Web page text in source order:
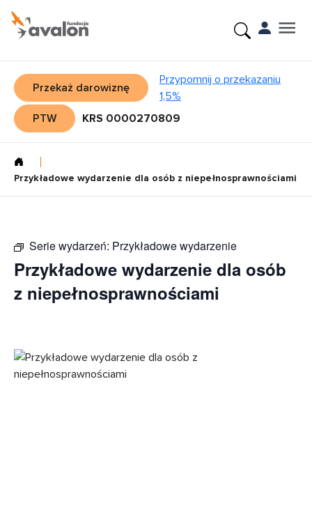
Przekaż darowiznę
Przypomnij o przekazaniu
1,5%
PTW
KRS 0000270809
Przykładowe wydarzenie dla osób z niepełnosprawnościami
Serie wydarzeń: Przykładowe wydarzenie
Przykładowe wydarzenie dla osób
z niepełnosprawnościami